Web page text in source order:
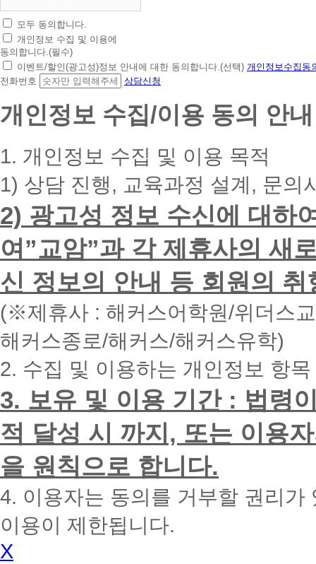
초
간
편
상
담
청
대
폰
입
력
시
면
빠
른
간
내
에
화
드
리
겠
습
니
다.
모두 동의합니다.
개인정보 수집 및 이용에
동의합니다.(필수)
이벤트/할인(광고성)정보 안내에 대한 동의합니다.(선택) 개인정보수집동
전화번호
상담신청
개인정보 수집/이용 동의 안내
1. 개인정보 수집 및 이용 목적
1) 상담 진행, 교육과정 설계, 문의
2) 광고성 정보 수신에 대하
여”교암”과 각 제휴사의 새
신 정보의 안내 등 회원의
(※제휴사 : 해커스어학원/위더스
해커스종로/해커스/해커스유학)
2. 수집 및 이용하는 개인정보 항
3. 보유 및 이용 기간 : 법령
적 달성 시 까지, 또는 이용
을 원칙으로 합니다.
4. 이용자는 동의를 거부할 권리
이용이 제한됩니다.
X